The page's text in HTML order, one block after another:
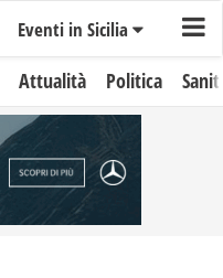
Eventi in Sicilia
Attualità Politica